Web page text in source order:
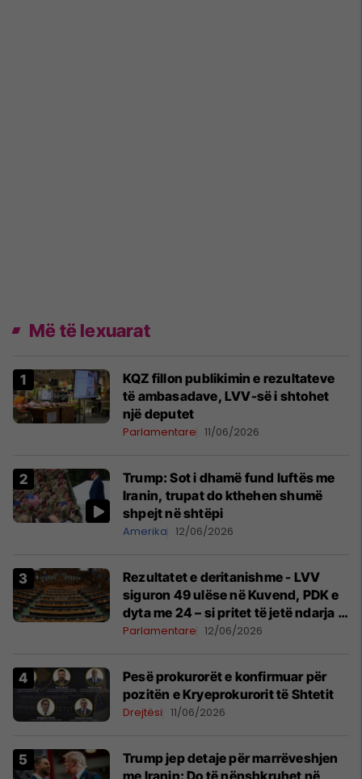
Më të lexuarat
KQZ fillon publikimin e rezultateve
të ambasadave, LVV-së i shtohet
një deputet
Parlamentare 11/06/2026
Trump: Sot i dhamë fund luftës me
Iranin, trupat do kthehen shumë
shpejt në shtëpi
Amerika 12/06/2026
Rezultatet e deritanishme - LVV
siguron 49 ulëse në Kuvend, PDK e
dyta me 24 – si pritet të jetë ndarja e
mandateve?
Parlamentare 12/06/2026
Pesë prokurorët e konfirmuar për
pozitën e Kryeprokurorit të Shtetit
Drejtësi 11/06/2026
Trump jep detaje për marrëveshjen
me Iranin: Do të nënshkruhet në